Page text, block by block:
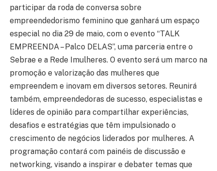
participar da roda de conversa sobre
empreendedorismo feminino que ganhará um espaço
especial no dia 29 de maio, com o evento “TALK
EMPREENDA – Palco DELAS”, uma parceria entre o
Sebrae e a Rede Imulheres. O evento será um marco na
promoção e valorização das mulheres que
empreendem e inovam em diversos setores. Reunirá
também, empreendedoras de sucesso, especialistas e
líderes de opinião para compartilhar experiências,
desafios e estratégias que têm impulsionado o
crescimento de negócios liderados por mulheres. A
programação contará com painéis de discussão e
networking, visando a inspirar e debater temas que